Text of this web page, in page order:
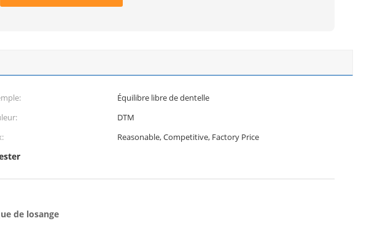
Équilibre libre de dentelle
DTM
Reasonable, Competitive, Factory Price
de losange